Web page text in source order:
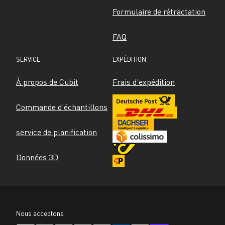
Formulaire de rétractation
FAQ
SERVICE
À propos de Cubit
Commande d'échantillons
service de planification
Données 3D
EXPÉDITION
Frais d'expédition
Nous acceptons